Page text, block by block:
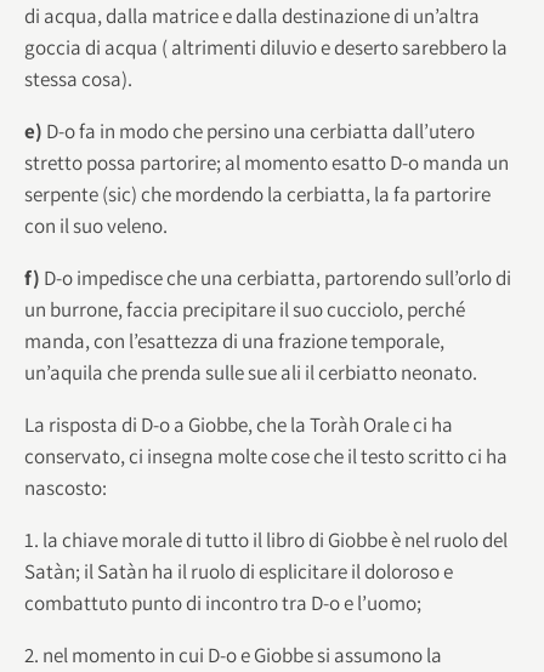
di acqua, dalla matrice e dalla destinazione di un’altra
goccia di acqua ( altrimenti diluvio e deserto sarebbero la
stessa cosa).
e) D-o fa in modo che persino una cerbiatta dall’utero
stretto possa partorire; al momento esatto D-o manda un
serpente (sic) che mordendo la cerbiatta, la fa partorire
con il suo veleno.
f) D-o impedisce che una cerbiatta, partorendo sull’orlo di
un burrone, faccia precipitare il suo cucciolo, perché
manda, con l’esattezza di una frazione temporale,
un’aquila che prenda sulle sue ali il cerbiatto neonato.
La risposta di D-o a Giobbe, che la Toràh Orale ci ha
conservato, ci insegna molte cose che il testo scritto ci ha
nascosto:
1. la chiave morale di tutto il libro di Giobbe è nel ruolo del
Satàn; il Satàn ha il ruolo di esplicitare il doloroso e
combattuto punto di incontro tra D-o e l’uomo;
2. nel momento in cui D-o e Giobbe si assumono la